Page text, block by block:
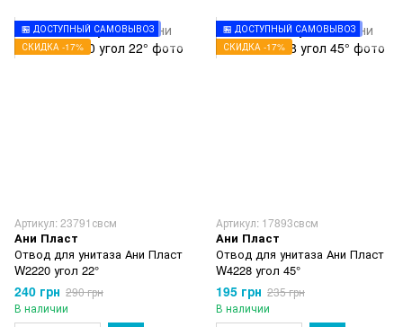
🏪 ДОСТУПНЫЙ САМОВЫВОЗ
СКИДКА -17%
Артикул: 23791свсм
Ани Пласт
Отвод для унитаза Ани Пласт
W2220 угол 22°
240 грн 290 грн
В наличии
🏪 ДОСТУПНЫЙ САМОВЫВОЗ
СКИДКА -17%
Артикул: 17893свсм
Ани Пласт
Отвод для унитаза Ани Пласт
W4228 угол 45°
195 грн 235 грн
В наличии